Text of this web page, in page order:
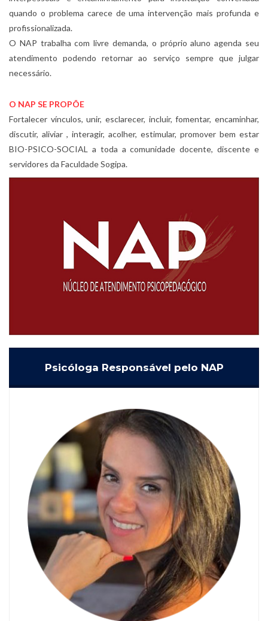
quando o problema carece de uma intervenção mais profunda e
profissionalizada.
O NAP trabalha com livre demanda, o próprio aluno agenda seu
atendimento podendo retornar ao serviço sempre que julgar
necessário.
O NAP SE PROPÕE
Fortalecer vínculos, unir, esclarecer, incluir, fomentar, encaminhar,
discutir, aliviar , interagir, acolher, estimular, promover bem estar
BIO-PSICO-SOCIAL a toda a comunidade docente, discente e
servidores da Faculdade Sogipa.
Psicóloga Responsável pelo NAP